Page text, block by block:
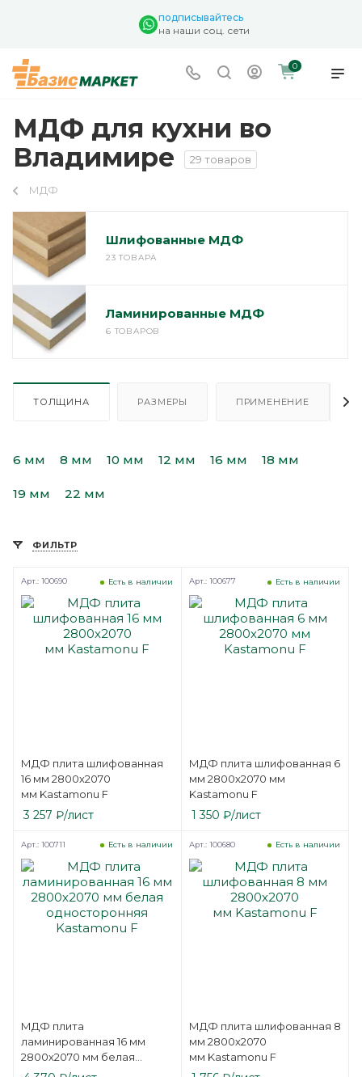
подписывайтесь
на наши соц. сети
0
МДФ для кухни во
Владимире
29 товаров
МДФ
Шлифованные МДФ
23 ТОВАРА
Ламинированные МДФ
6 ТОВАРОВ
ТОЛЩИНА РАЗМЕРЫ ПРИМЕНЕНИЕ
6 мм 8 мм 10 мм 12 мм 16 мм 18 мм
19 мм 22 мм
ФИЛЬТР
МДФ плита шлифованная
16 мм 2800х2070
мм Kastamonu F
Есть в наличии
Арт.: 100690
3 257 ₽/лист
МДФ плита шлифованная 6
мм 2800х2070 мм
Kastamonu F
Есть в наличии
Арт.: 100677
1 350 ₽/лист
МДФ плита
ламинированная 16 мм
2800х2070 мм белая
односторонняя
Есть в наличии
Арт.: 100711
МДФ плита шлифованная 8
мм 2800х2070
мм Kastamonu F
Есть в наличии
Арт.: 100680